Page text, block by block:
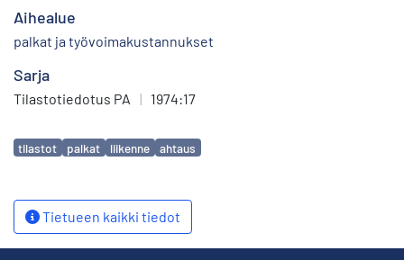
Aihealue
palkat ja työvoimakustannukset
Sarja
Tilastotiedotus PA | 1974:17
Avainsanat
tilastot palkat liikenne ahtaus
Tietueen kaikki tiedot